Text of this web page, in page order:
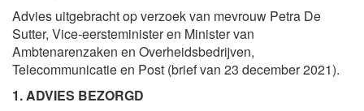
Advies uitgebracht op verzoek van mevrouw Petra De
Sutter, Vice-eersteminister en Minister van
Ambtenarenzaken en Overheidsbedrijven,
Telecommunicatie en Post (brief van 23 december 2021).
1. ADVIES BEZORGD